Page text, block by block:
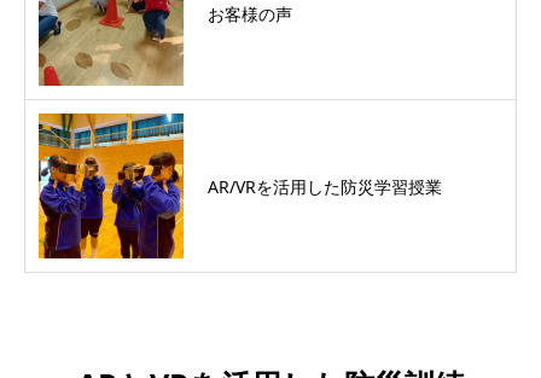
お客様の声
AR/VRを活用した防災学習授業